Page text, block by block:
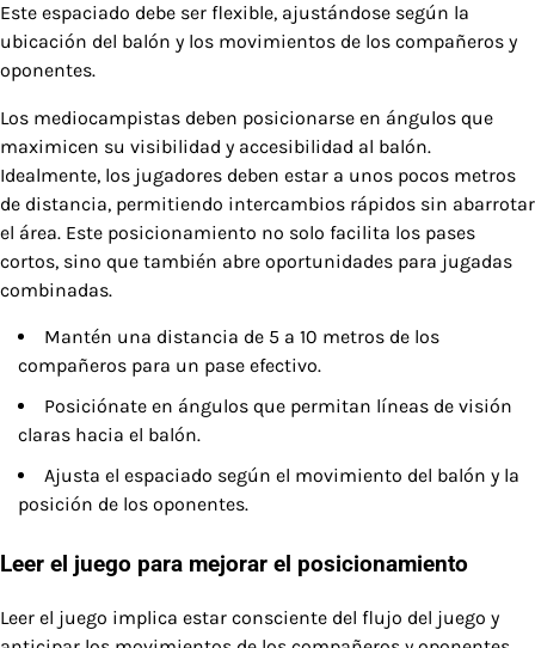
Este espaciado debe ser flexible, ajustándose según la
ubicación del balón y los movimientos de los compañeros y
oponentes.
Los mediocampistas deben posicionarse en ángulos que
maximicen su visibilidad y accesibilidad al balón.
Idealmente, los jugadores deben estar a unos pocos metros
de distancia, permitiendo intercambios rápidos sin abarrotar
el área. Este posicionamiento no solo facilita los pases
cortos, sino que también abre oportunidades para jugadas
combinadas.
Mantén una distancia de 5 a 10 metros de los
compañeros para un pase efectivo.
Posiciónate en ángulos que permitan líneas de visión
claras hacia el balón.
Ajusta el espaciado según el movimiento del balón y la
posición de los oponentes.
Leer el juego para mejorar el posicionamiento
Leer el juego implica estar consciente del flujo del juego y